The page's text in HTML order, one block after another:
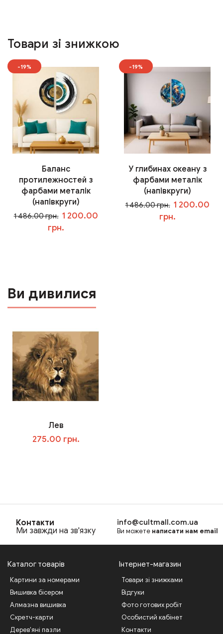
Товари зі знижкою
-19%
Баланс
протилежностей з
фарбами металік
(напівкруги)
1 486.00 грн. 1 200.00
грн.
-19%
У глибинах океану з
фарбами металік
(напівкруги)
1 486.00 грн. 1 200.00
грн.
Ви дивилися
Лев
275.00 грн.
Контакти
Ми завжди на зв'язку
info@cultmall.com.ua
Ви можете написати нам email
Каталог товарів
Картини за номерами
Вишивка бісером
Алмазна вишивка
Скретч-карти
Дерев'яні пазли
Інтернет-магазин
Товари зі знижками
Відгуки
Фото готових робіт
Особистий кабінет
Контакти